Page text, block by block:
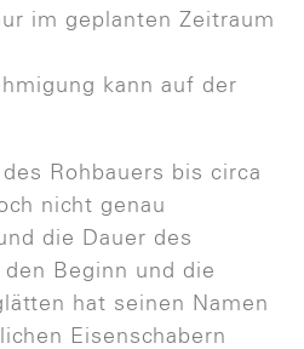
im geplanten Zeitraum
kann auf der
Rohbauers bis circa
nicht genau
die Dauer des
Beginn und die
hat seinen Namen
Eisenschabern